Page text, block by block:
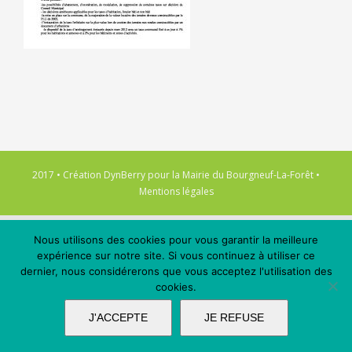
2017 • Création DynBerry pour la Mairie du Bourgneuf-La-Forêt •
Mentions légales
Nous utilisons des cookies pour vous garantir la meilleure
expérience sur notre site. Si vous continuez à utiliser ce
dernier, nous considérerons que vous acceptez l'utilisation des
cookies.
J'ACCEPTE JE REFUSE